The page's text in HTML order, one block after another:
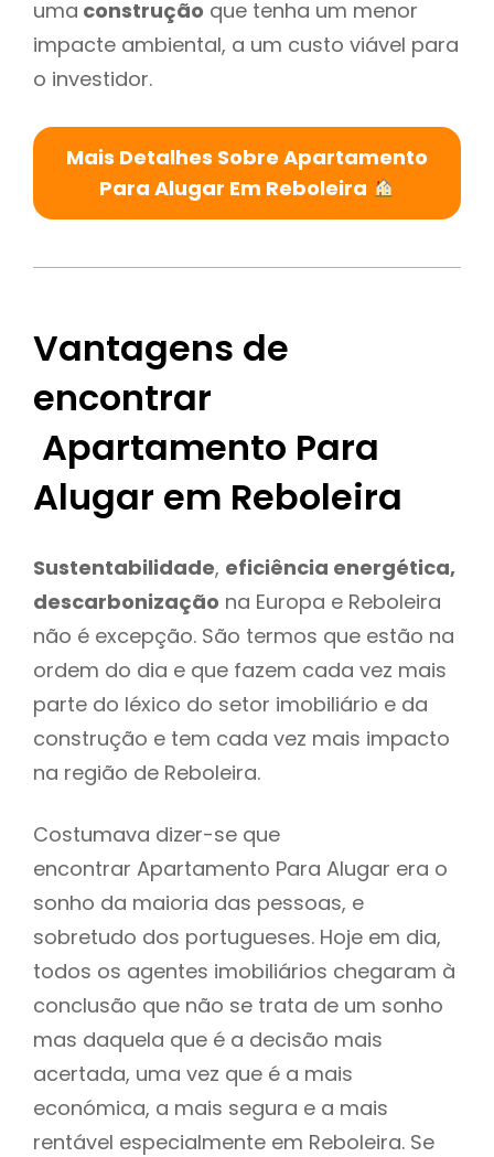
uma construção que tenha um menor
impacte ambiental, a um custo viável para
o investidor.
Mais Detalhes Sobre Apartamento
Para Alugar Em Reboleira
Vantagens de
encontrar
Apartamento Para
Alugar em Reboleira
Sustentabilidade, eficiência energética,
descarbonização na Europa e Reboleira
não é excepção. São termos que estão na
ordem do dia e que fazem cada vez mais
parte do léxico do setor imobiliário e da
construção e tem cada vez mais impacto
na região de Reboleira.
Costumava dizer-se que
encontrar Apartamento Para Alugar era o
sonho da maioria das pessoas, e
sobretudo dos portugueses. Hoje em dia,
todos os agentes imobiliários chegaram à
conclusão que não se trata de um sonho
mas daquela que é a decisão mais
acertada, uma vez que é a mais
económica, a mais segura e a mais
rentável especialmente em Reboleira. Se